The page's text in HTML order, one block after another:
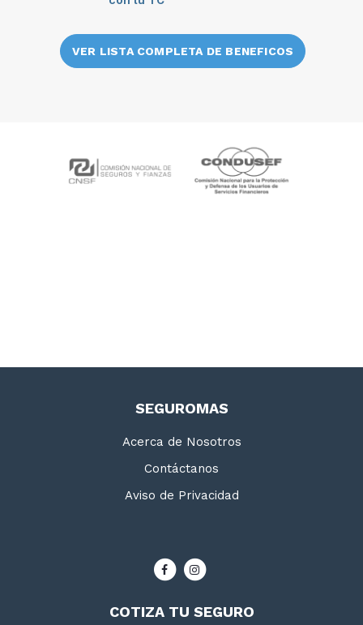
VER LISTA COMPLETA DE BENEFICOS
SEGUROMAS
Acerca de Nosotros
Contáctanos
Aviso de Privacidad
COTIZA TU SEGURO